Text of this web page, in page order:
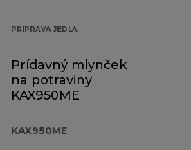
PRÍPRAVA JEDLA
Prídavný mlynček
na potraviny
KAX950ME
KAX950ME